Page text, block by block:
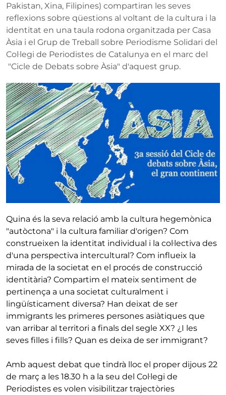
Pakistan, Xina, Filipines) compartiran les seves
reflexions sobre qüestions al voltant de la cultura i la
identitat en una taula rodona organitzada per Casa
Àsia i el Grup de Treball sobre Periodisme Solidari del
Col·legi de Periodistes de Catalunya en el marc del
"Cicle de Debats sobre Àsia" d'aquest grup.
Quina és la seva relació amb la cultura hegemònica
"autòctona" i la cultura familiar d'origen? Com
construeixen la identitat individual i la col·lectiva des
d'una perspectiva intercultural? Com influeix la
mirada de la societat en el procés de construcció
identitària? Compartim el mateix sentiment de
pertinença a una societat culturalment i
lingüísticament diversa? Han deixat de ser
immigrants les primeres persones asiàtiques que
van arribar al territori a finals del segle XX? ¿I les
seves filles i fills? Quan es deixa de ser immigrant?
Amb aquest debat que tindrà lloc el proper dijous 22
de març a les 18.30 h a la seu del Col·legi de
Periodistes es volen visibilitzar trajectòries